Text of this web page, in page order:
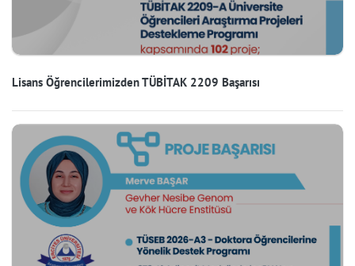
Lisans Öğrencilerimizden TÜBİTAK 2209 Başarısı